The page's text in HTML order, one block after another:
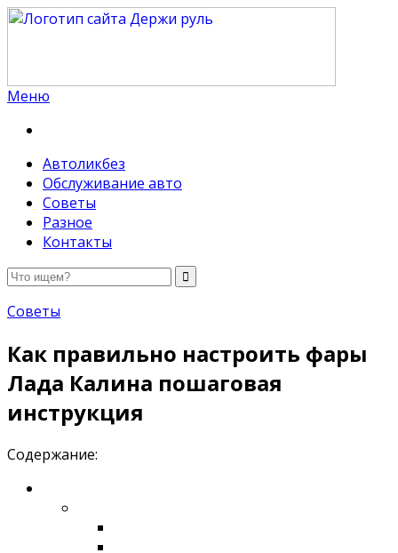
Меню
Автоликбез
Обслуживание авто
Советы
Разное
Контакты
Советы
Как правильно настроить фары
Лада Калина пошаговая
инструкция
Содержание: